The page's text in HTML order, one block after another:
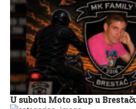
U subotu Moto skup u